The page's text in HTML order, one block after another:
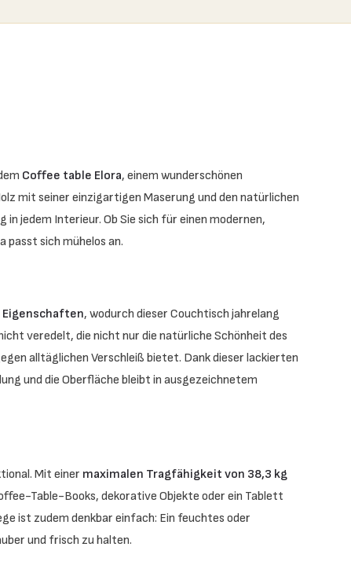
Coffee table Elora, einem wunderschönen
mit seiner einzigartigen Maserung und den natürlichen
jedem Interieur. Ob Sie sich für einen modernen,
passt sich mühelos an.
, wodurch dieser Couchtisch jahrelang
veredelt, die nicht nur die natürliche Schönheit des
alltäglichen Verschleiß bietet. Dank dieser lackierten
und die Oberfläche bleibt in ausgezeichnetem
Mit einer maximalen Tragfähigkeit von 38,3 kg
Table-Books, dekorative Objekte oder ein Tablett
ist zudem denkbar einfach: Ein feuchtes oder
und frisch zu halten.